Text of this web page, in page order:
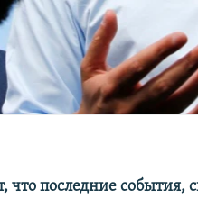
что последние